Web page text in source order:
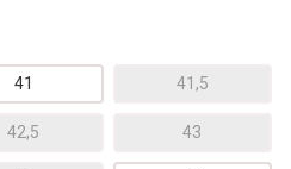
41 41,5
42,5 43